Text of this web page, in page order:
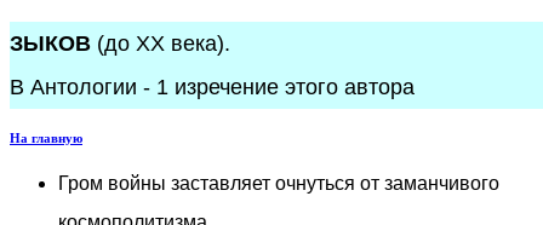
ЗЫКОВ (до XX века).
В Антологии - 1 изречение этого автора
На главную
Гром войны заставляет очнуться от заманчивого